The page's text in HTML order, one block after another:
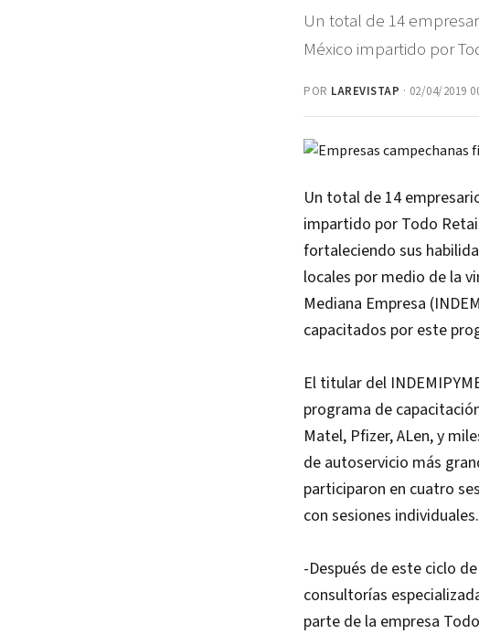
Un total de 14
México impartido por
POR LAREVISTAP · 02/04/2019
Un total de 14
impartido por Todo
fortaleciendo sus
locales por medio de la
Mediana Empresa
capacitados por este
El titular del
programa de
Matel, Pfizer, ALen, y
de autoservicio más
participaron en cuatro
con sesiones individuales.
-Después de este ciclo
consultorías
parte de la empresa